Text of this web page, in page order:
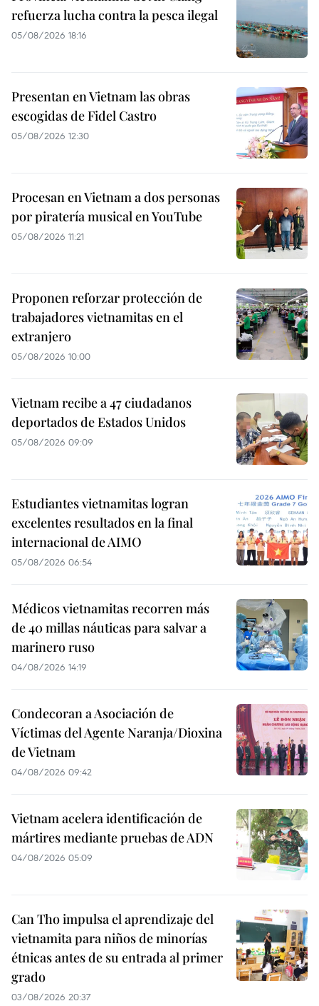
refuerza lucha contra la pesca ilegal
05/08/2026 18:16
Presentan en Vietnam las obras
escogidas de Fidel Castro
05/08/2026 12:30
Procesan en Vietnam a dos personas
por piratería musical en YouTube
05/08/2026 11:21
Proponen reforzar protección de
trabajadores vietnamitas en el
extranjero
05/08/2026 10:00
Vietnam recibe a 47 ciudadanos
deportados de Estados Unidos
05/08/2026 09:09
Estudiantes vietnamitas logran
excelentes resultados en la final
internacional de AIMO
05/08/2026 06:54
Médicos vietnamitas recorren más
de 40 millas náuticas para salvar a
marinero ruso
04/08/2026 14:19
Condecoran a Asociación de
Víctimas del Agente Naranja/Dioxina
de Vietnam
04/08/2026 09:42
Vietnam acelera identificación de
mártires mediante pruebas de ADN
04/08/2026 05:09
Can Tho impulsa el aprendizaje del
vietnamita para niños de minorías
étnicas antes de su entrada al primer
grado
03/08/2026 20:37